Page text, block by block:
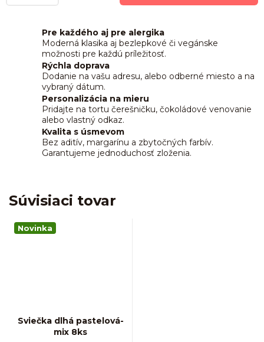
Pre každého aj pre alergika
Moderná klasika aj bezlepkové či vegánske
možnosti pre každú príležitosť.
Rýchla doprava
Dodanie na vašu adresu, alebo odberné miesto a na
vybraný dátum.
Personalizácia na mieru
Pridajte na tortu čerešničku, čokoládové venovanie
alebo vlastný odkaz.
Kvalita s úsmevom
Bez aditív, margarínu a zbytočných farbív.
Garantujeme jednoduchosť zloženia.
Súvisiaci tovar
Novinka
Sviečka dlhá pastelová-
mix 8ks